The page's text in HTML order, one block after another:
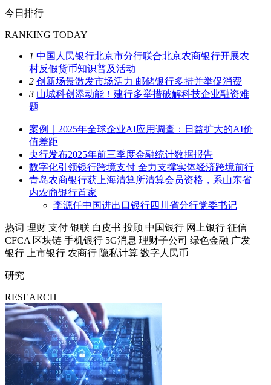
今日排行
RANKING TODAY
1 中国人民银行北京市分行联合北京农商银行开展农
村反假货币知识普及活动
2 创新场景激发市场活力 邮储银行多措并举促消费
3 山城科创添动能！建行多举措破解科技企业融资难
题
案例｜2025年全球企业AI应用调查：日益扩大的AI价
值差距
央行发布2025年前三季度金融统计数据报告
数字化引领银行跨境支付 全力支撑实体经济跨境前行
青岛农商银行获上海清算所清算会员资格，系山东省
内农商银行首家
李源任中国进出口银行四川省分行党委书记
热词 理财 支付 银联 白皮书 投顾 中国银行 网上银行 征信
CFCA 区块链 手机银行 5G消息 理财子公司 绿色金融 广发
银行
上市银行 农商行 隐私计算 数字人民币
研究
RESEARCH